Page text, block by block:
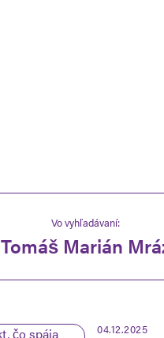
Vo vyhľadávaní:
Tomáš Marián
04.12.2025